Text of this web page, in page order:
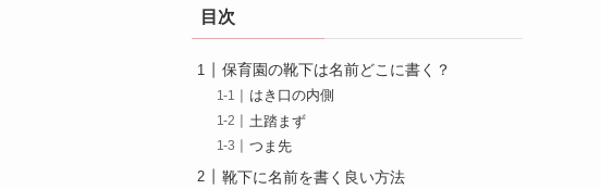
目次
保育園の靴下は名前どこに書く？
はき口の内側
土踏まず
つま先
靴下に名前を書く良い方法